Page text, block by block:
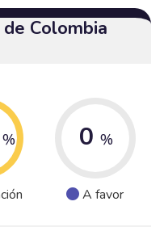
Colombia
% 0 %
A favor